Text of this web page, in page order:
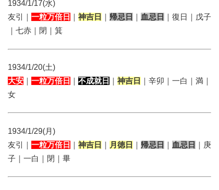
1934/1/17(水)
友引｜ 一粒万倍日 神吉日 帰忌日 血忌日
｜復日｜戊子
｜七赤｜閉｜箕
1934/1/20(土)
大安
一粒万倍日 不成就日 神吉日
｜辛卯｜一白｜満｜
女
1934/1/29(月)
友引｜ 一粒万倍日 神吉日 月徳日 帰忌日 血忌日
｜庚
子｜一白｜閉｜畢